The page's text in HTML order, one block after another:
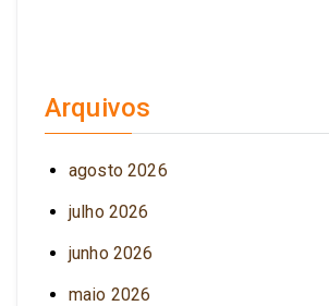
Arquivos
agosto 2026
julho 2026
junho 2026
maio 2026